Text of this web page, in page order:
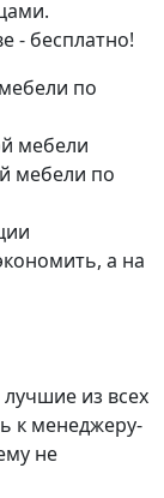
- бесплатно!
мебели
мебели по
а на
из всех
к менеджеру-
не